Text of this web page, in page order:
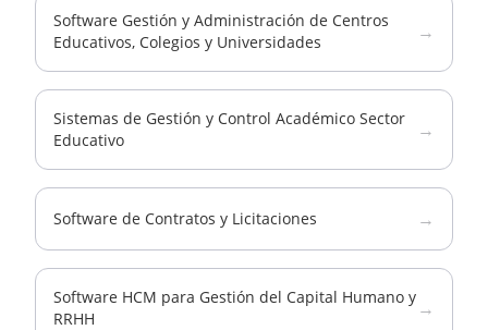
Software Gestión y Administración de Centros
Educativos, Colegios y Universidades
→
Sistemas de Gestión y Control Académico Sector
Educativo
→
Software de Contratos y Licitaciones →
Software HCM para Gestión del Capital Humano y
RRHH
→